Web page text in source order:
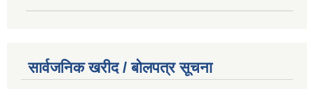
सार्वजनिक खरीद / बोलपत्र सूचना